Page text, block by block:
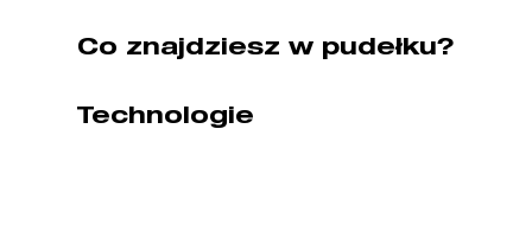
(nr
02420)
Co znajdziesz w pudełku?
Technologie